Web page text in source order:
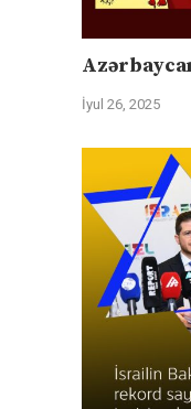
İyul 26, 2025